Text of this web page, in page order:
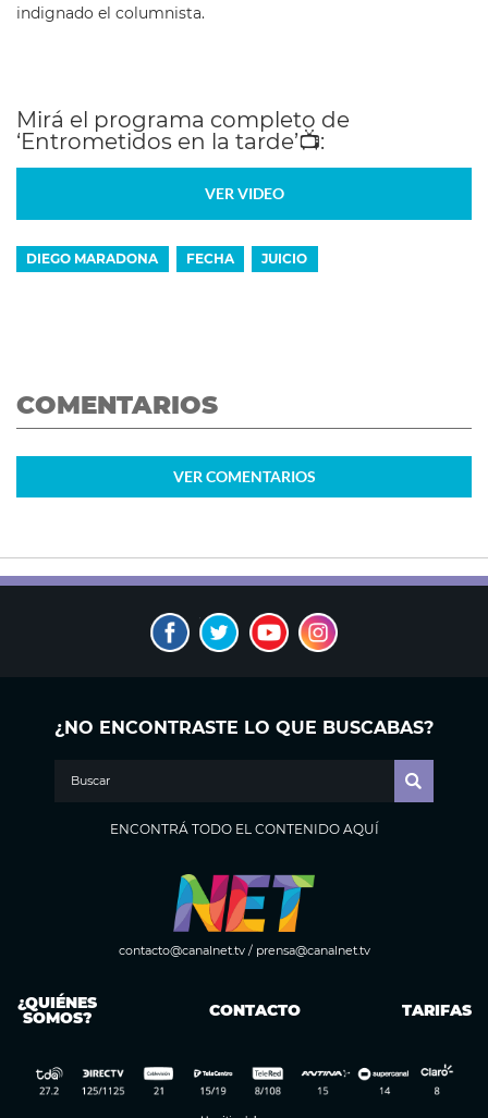
indignado el columnista.
Mirá el programa completo de
‘Entrometidos en la tarde’📺:
VER VIDEO
DIEGO MARADONA FECHA JUICIO
COMENTARIOS
VER COMENTARIOS
¿NO ENCONTRASTE LO QUE BUSCABAS?
ENCONTRÁ TODO EL CONTENIDO AQUÍ
contacto@canalnet.tv/ prensa@canalnet.tv
¿QUIÉNES
SOMOS? CONTACTO TARIFAS